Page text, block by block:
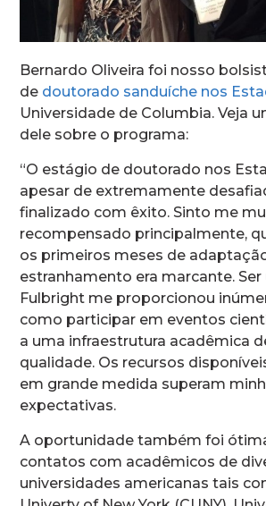
Bernardo Oliveira foi nosso
de doutorado sanduíche nos
Universidade de Columbia. Veja
dele sobre o programa:
“O estágio de doutorado nos
apesar de extremamente
finalizado com êxito. Sinto me
recompensado principalmente,
os primeiros meses de
estranhamento era marcante.
Fulbright me proporcionou
como participar em eventos
a uma infraestrutura acadêmica
qualidade. Os recursos
em grande medida superam
expectativas.
A oportunidade também foi
contatos com acadêmicos de
universidades americanas tais